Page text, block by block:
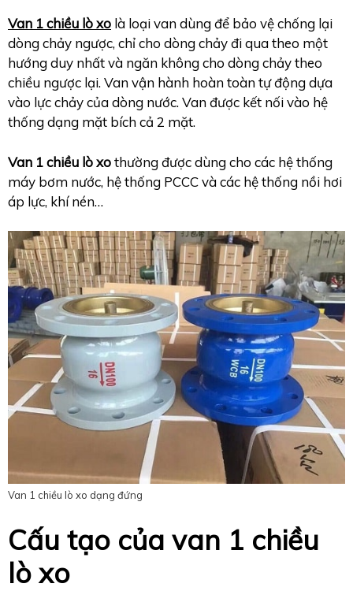
Van 1 chiều lò xo là loại van dùng để bảo vệ chống lại
dòng chảy ngược, chỉ cho dòng chảy đi qua theo một
hướng duy nhất và ngăn không cho dòng chảy theo
chiều ngược lại. Van vận hành hoàn toàn tự động dựa
vào lực chảy của dòng nước. Van được kết nối vào hệ
thống dạng mặt bích cả 2 mặt.
Van 1 chiều lò xothường được dùng cho các hệ thống
máy bơm nước, hệ thống PCCC và các hệ thống nồi hơi
áp lực, khí nén…
Van 1 chiều lò xo dạng đứng
Cấu tạo của van 1 chiều
lò xo